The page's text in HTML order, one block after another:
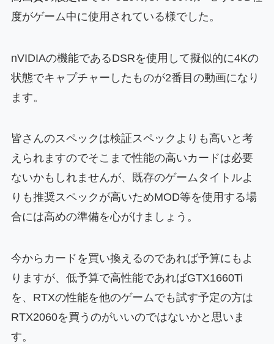
度がゲーム中に使用されている様でした。
nVIDIAの機能であるDSRを使用して擬似的に4Kの
状態でキャプチャーしたものが2番目の動画になり
ます。
皆さんのスペックは検証スペックよりも高いと考
えられますのでそこまで性能の高いカードは必要
ないかもしれませんが、既存のゲームタイトルよ
りも推奨スペックが高いためMOD等を使用する場
合には高めの準備を心がけましょう。
今からカードを買い換えるのであれば予算にもよ
りますが、低予算で高性能であればGTX1660Ti
を、RTXの性能を他のゲームでも試す予定の方は
RTX2060を買うのがいいのではないかと思いま
す。